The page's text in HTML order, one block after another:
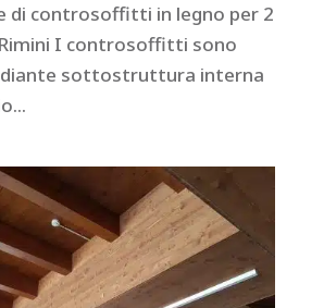
di controsoffitti in legno per 2
I controsoffitti sono
sottostruttura interna